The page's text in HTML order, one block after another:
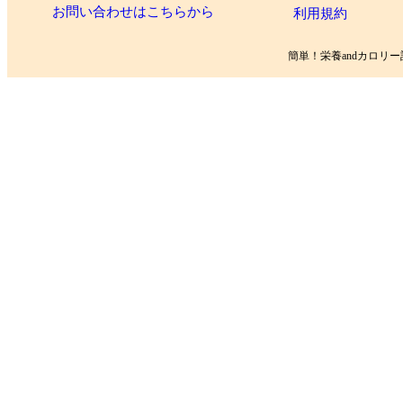
お問い合わせはこちらから 利用規約
簡単！栄養andカロリー